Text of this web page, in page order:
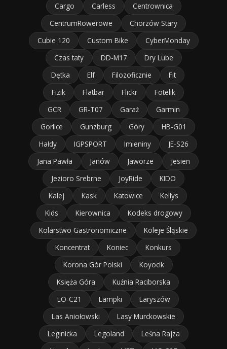
Cargo
Carless
Centrownica
CentrumRowerowe
Chorzów Stary
Cubie 120
Custom Bike
CyberMonday
Czas taty
DD-M17
Dry Lube
Dętka
Elf Filozoficznie
Fit
Fizik
Flatbar Flickr
Fotelik
GCR
GR-T07 Garaż
Garmin
Gorlice
Gunzburg Góry
HB-G01
Hałdy
IGPSPORT Imieniny
JE-S26
Jana Pawła
Janów Jaworze
Jesien
Jezioro Srebrne
JoyRide
KIDO
Kalej
Kask Katowice
Kellys
Kids
Kierownica
Kodeks drogowy
Kolarstwo Gastronomiczne
Koleje Śląskie
Koncentrat
Koniec
Konkurs
Korona Gór Polski
Koyocik
Księża Góra
Kuźnia Raciborska
LO-C21
Lampki
Laryszów
Las Aniołowski
Lasy Murckowskie
Leginicka
Legoland
Leśna Rajza